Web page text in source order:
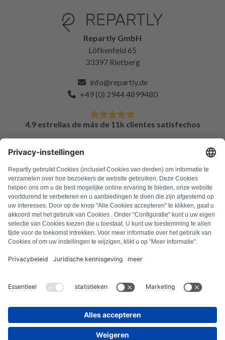
Repartly GmbH
Löfkenfeld 65
33397 Rietberg
info@repartly.de
+49 (0) 2944 4899480
4.9 estrellas de más de 11k clientes satisfechos
PREGUNTAS FRECUENTES
Todos los códigos de error
Sobre nosotros
Pulsa
Aviso legal
Términos y condiciones
Política de cookies
Desistir del contrato